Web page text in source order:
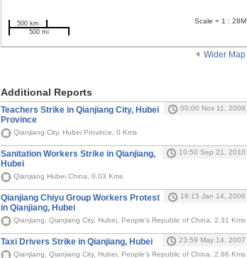
500 km
500 mi
Scale = 1 : 28M
Wider Map
Additional Reports
Teachers Strike in Qianjiang City, Hubei
Province
00:00 Nov 11, 2008
Qianjiang City, Hubei Province, 0 Kms
Sanitation Workers Strike in Qianjiang,
Hubei
10:50 Sep 21, 2010
Qianjiang Hubei China, 0.03 Kms
Qianjiang Chiyu Group Workers Protest
in Qianjiang, Hubei
18:15 Jan 14, 2006
Qianjiang, Qianjiang City, Hubei, People's Republic of China, 2.31 Kms
Taxi Drivers Strike in Qianjiang, Hubei
23:59 May 14, 2007
Qianjiang, Qianjiang City, Hubei, People's Republic of China, 2.66 Kms